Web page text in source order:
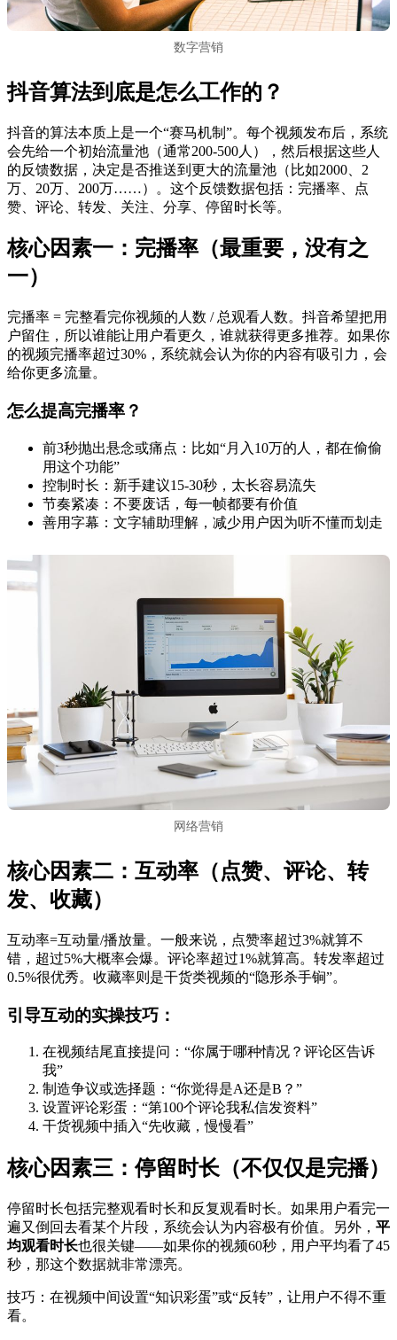
数字营销
抖音算法到底是怎么工作的？
抖音的算法本质上是一个“赛马机制”。每个视频发布后，系统
会先给一个初始流量池（通常200-500人），然后根据这些人
的反馈数据，决定是否推送到更大的流量池（比如2000、2
万、20万、200万……）。这个反馈数据包括：完播率、点
赞、评论、转发、关注、分享、停留时长等。
核心因素一：完播率（最重要，没有之
一）
完播率 = 完整看完你视频的人数 / 总观看人数。抖音希望把用
户留住，所以谁能让用户看更久，谁就获得更多推荐。如果你
的视频完播率超过30%，系统就会认为你的内容有吸引力，会
给你更多流量。
怎么提高完播率？
前3秒抛出悬念或痛点：比如“月入10万的人，都在偷偷
用这个功能”
控制时长：新手建议15-30秒，太长容易流失
节奏紧凑：不要废话，每一帧都要有价值
善用字幕：文字辅助理解，减少用户因为听不懂而划走
网络营销
核心因素二：互动率（点赞、评论、转
发、收藏）
互动率=互动量/播放量。一般来说，点赞率超过3%就算不
错，超过5%大概率会爆。评论率超过1%就算高。转发率超过
0.5%很优秀。收藏率则是干货类视频的“隐形杀手锏”。
引导互动的实操技巧：
在视频结尾直接提问：“你属于哪种情况？评论区告诉
我”
制造争议或选择题：“你觉得是A还是B？”
设置评论彩蛋：“第100个评论我私信发资料”
干货视频中插入“先收藏，慢慢看”
核心因素三：停留时长（不仅仅是完播）
停留时长包括完整观看时长和反复观看时长。如果用户看完一
遍又倒回去看某个片段，系统会认为内容极有价值。另外， 平
均观看时长也很关键——如果你的视频60秒，用户平均看了45
秒，那这个数据就非常漂亮。
技巧：在视频中间设置“知识彩蛋”或“反转”，让用户不得不重
看。